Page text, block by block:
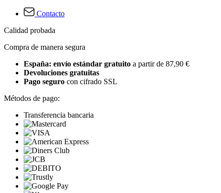
Contacto
Calidad probada
Compra de manera segura
España: envío estándar gratuito a partir de 87,90 €
Devoluciones gratuitas
Pago seguro con cifrado SSL
Métodos de pago:
Transferencia bancaria